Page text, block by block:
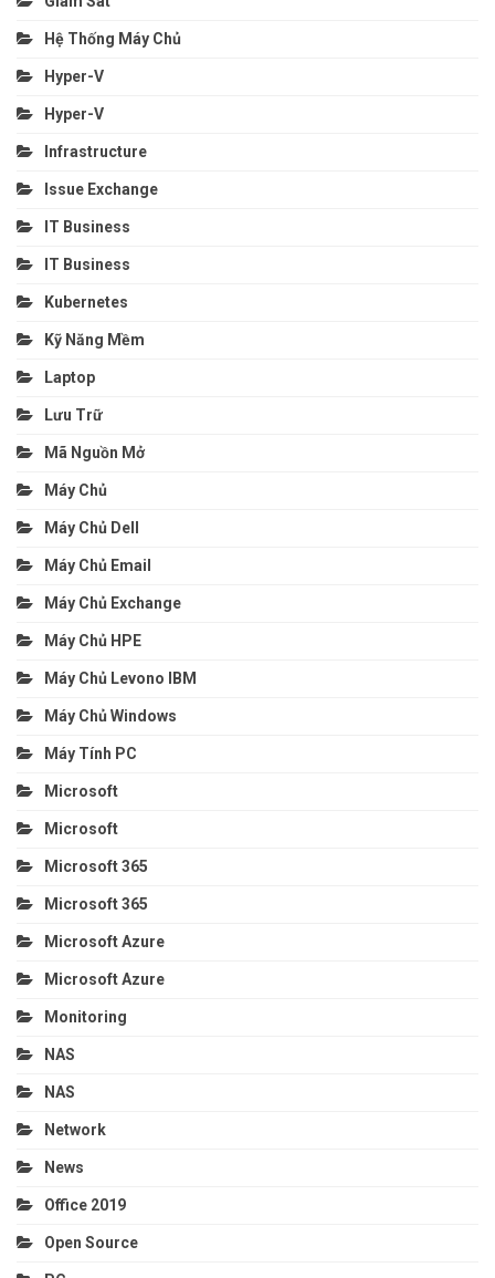
Hệ Thống Máy Chủ
Hyper-V
Hyper-V
Infrastructure
Issue Exchange
IT Business
IT Business
Kubernetes
Kỹ Năng Mềm
Laptop
Lưu Trữ
Mã Nguồn Mở
Máy Chủ
Máy Chủ Dell
Máy Chủ Email
Máy Chủ Exchange
Máy Chủ HPE
Máy Chủ Levono IBM
Máy Chủ Windows
Máy Tính PC
Microsoft
Microsoft
Microsoft 365
Microsoft 365
Microsoft Azure
Microsoft Azure
Monitoring
NAS
NAS
Network
News
Office 2019
Open Source